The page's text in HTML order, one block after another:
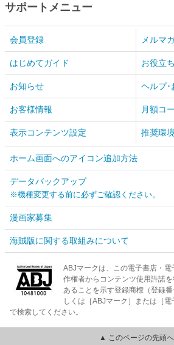
サポートメニュー
会員登録 メルマ
はじめてガイド お役立
お知らせ ヘルプ･
お客様情報 月額コ
表示コンテンツ設定 推奨環境
ホーム画面へのアイコン追加方法
データバックアップ
※機種変更する前に必ずご確認ください。
漫画家募集
海賊版に関する取組みについて
ABJマークは、この電子書店・
作権者からコンテンツ使用許諾
あることを示す登録商標（登録
しくは［ABJマーク］または［電
で検索してください。
▲ このページの先頭へ